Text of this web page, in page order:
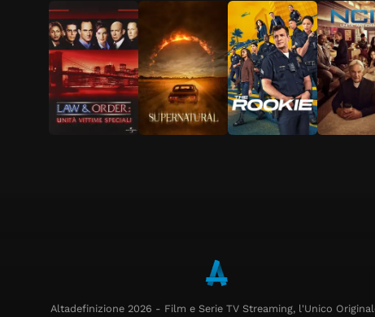
Altadefinizione 2026 - Film e Serie TV Streaming, l'Unico